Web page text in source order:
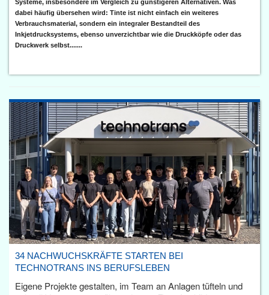
Systeme, insbesondere im Vergleich zu günstigeren Alternativen. Was
dabei häufig übersehen wird: Tinte ist nicht einfach ein weiteres
Verbrauchsmaterial, sondern ein integraler Bestandteil des
Inkjetdrucksystems, ebenso unverzichtbar wie die Druckköpfe oder das
Druckwerk selbst.......
34 NACHWUCHSKRÄFTE STARTEN BEI
TECHNOTRANS INS BERUFSLEBEN
Eigene Projekte gestalten, im Team an Anlagen tüfteln und